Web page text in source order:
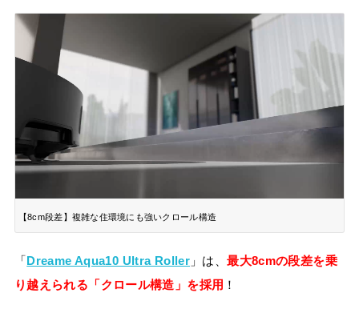
【8cm段差】複雑な住環境にも強いクロール構造
「Dreame Aqua10 Ultra Roller 」は、最大8cmの段差を乗
り越えられる「クロール構造」を採用 ！